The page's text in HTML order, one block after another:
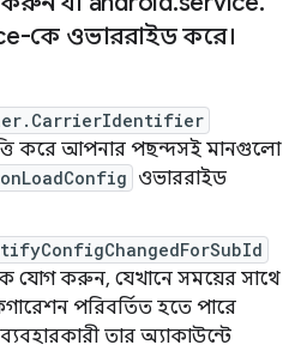
কে ওভাররাইড করে।
করে আপনার পছন্দসই মানগুলো
onLoadConfig ওভাররাইড
করুন, যেখানে সময়ের সাথে
পরিবর্তিত হতে পারে
তার অ্যাকাউন্টে